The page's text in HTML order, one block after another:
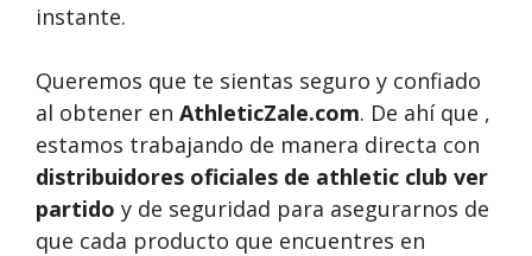
instante.
Queremos que te sientas seguro y confiado
al obtener en AthleticZale.com. De ahí que ,
estamos trabajando de manera directa con
distribuidores oficiales de athletic club ver
partido y de seguridad para asegurarnos de
que cada producto que encuentres en